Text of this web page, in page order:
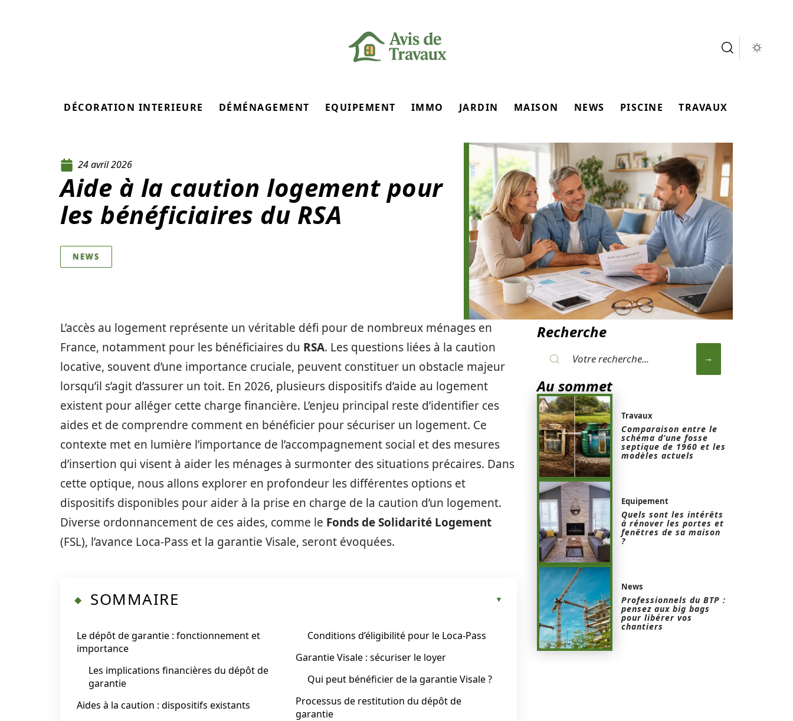
DÉCORATION INTERIEURE DÉMÉNAGEMENT EQUIPEMENT IMMO JARDIN MAISON NEWS PISCINE TRAVAUX
24 avril 2026
Aide à la caution logement pour
les bénéficiaires du RSA
NEWS
L’accès au logement représente un véritable défi pour de nombreux ménages en
France, notamment pour les bénéficiaires du RSA. Les questions liées à la caution
locative, souvent d’une importance cruciale, peuvent constituer un obstacle majeur
lorsqu’il s’agit d’assurer un toit. En 2026, plusieurs dispositifs d’aide au logement
existent pour alléger cette charge financière. L’enjeu principal reste d’identifier ces
aides et de comprendre comment en bénéficier pour sécuriser un logement. Ce
contexte met en lumière l’importance de l’accompagnement social et des mesures
d’insertion qui visent à aider les ménages à surmonter des situations précaires. Dans
cette optique, nous allons explorer en profondeur les différentes options et
dispositifs disponibles pour aider à la prise en charge de la caution d’un logement.
Diverse ordonnancement de ces aides, comme le Fonds de Solidarité Logement
(FSL), l’avance Loca-Pass et la garantie Visale, seront évoquées.
SOMMAIRE
Le dépôt de garantie : fonctionnement et
importance
Les implications financières du dépôt de
garantie
Aides à la caution : dispositifs existants
Conditions d’éligibilité pour le Loca-Pass
Garantie Visale : sécuriser le loyer
Qui peut bénéficier de la garantie Visale ?
Processus de restitution du dépôt de
garantie
Recherche
Au sommet
Travaux
Comparaison entre le
schéma d’une fosse
septique de 1960 et les
modèles actuels
Equipement
Quels sont les intérêts
à rénover les portes et
fenêtres de sa maison
?
News
Professionnels du BTP :
pensez aux big bags
pour libérer vos
chantiers